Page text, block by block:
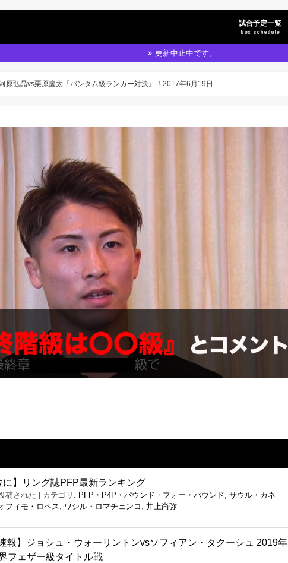
試合予定一覧
box schedule
更新中止中です。
原弘晶vs栗原慶太『バンタム級ランカー対決』！2017年6月19日
に】リング誌PFP最新ランキング
稿された カテゴリ: PFP・P4P・パウンド・フォー・パウンド, サウル・カネ
フィモ・ロペス, ワシル・ロマチェンコ , 井上尚弥
報】ジョシュ・ウォーリントンvsソフィアン・タクーシュ 2019年
フェザー級タイトル戦